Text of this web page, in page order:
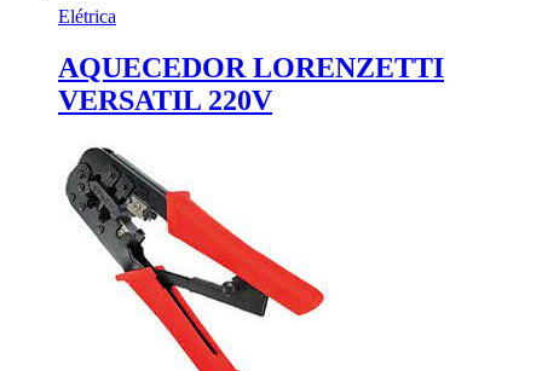
Elétrica
AQUECEDOR LORENZETTI
VERSATIL 220V